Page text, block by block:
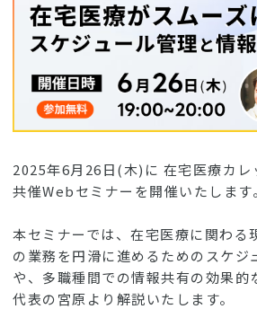
2025年6月26日(木)に 在宅医療カ
共催Webセミナーを開催いたします。
本セミナーでは、在宅医療に関わる
の業務を円滑に進めるためのスケジ
や、多職種間での情報共有の効果的
代表の宮原より解説いたします。